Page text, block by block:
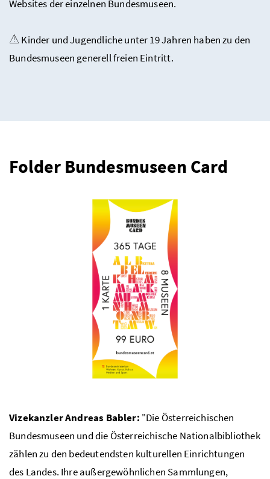
Websites der einzelnen Bundesmuseen.
Kinder und Jugendliche unter 19 Jahren haben zu den
Bundesmuseen generell freien Eintritt.
Folder Bundesmuseen Card
Vizekanzler Andreas Babler: "Die Österreichischen
Bundesmuseen und die Österreichische Nationalbibliothek
zählen zu den bedeutendsten kulturellen Einrichtungen
des Landes. Ihre außergewöhnlichen Sammlungen,